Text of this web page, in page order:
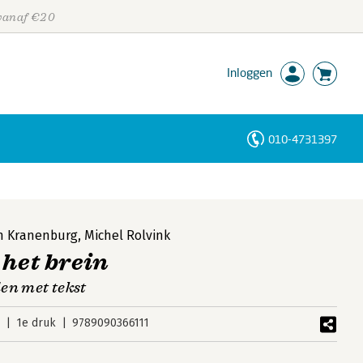
€20
Inloggen
010-4731397
Kranenburg, Michel Rolvink
brein
met tekst
1e druk 9789090366111
Personen